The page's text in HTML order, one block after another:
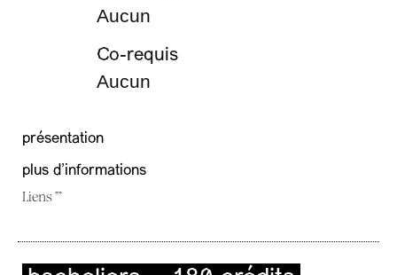
Aucun
Co-requis
Aucun
présentation
plus d'informations
Liens ""